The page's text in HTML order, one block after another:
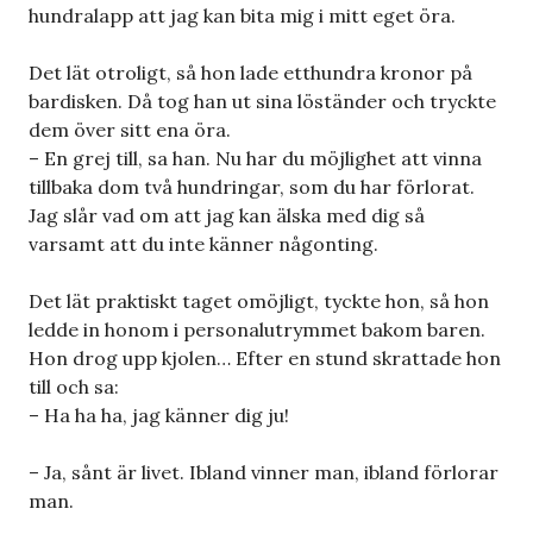
hundralapp att jag kan bita mig i mitt eget öra.
Det lät otroligt, så hon lade etthundra kronor på
bardisken. Då tog han ut sina löständer och tryckte
dem över sitt ena öra.
– En grej till, sa han. Nu har du möjlighet att vinna
tillbaka dom två hundringar, som du har förlorat.
Jag slår vad om att jag kan älska med dig så
varsamt att du inte känner någonting.
Det lät praktiskt taget omöjligt, tyckte hon, så hon
ledde in honom i personalutrymmet bakom baren.
Hon drog upp kjolen… Efter en stund skrattade hon
till och sa:
– Ha ha ha, jag känner dig ju!
– Ja, sånt är livet. Ibland vinner man, ibland förlorar
man.